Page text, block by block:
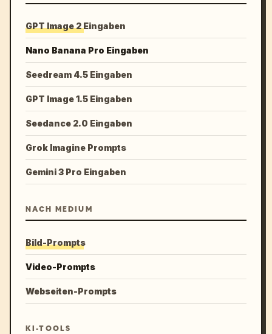
GPT Image 2 Eingaben
Nano Banana Pro Eingaben
Seedream 4.5 Eingaben
GPT Image 1.5 Eingaben
Seedance 2.0 Eingaben
Grok Imagine Prompts
Gemini 3 Pro Eingaben
NACH MEDIUM
Bild-Prompts
Video-Prompts
Webseiten-Prompts
KI-TOOLS